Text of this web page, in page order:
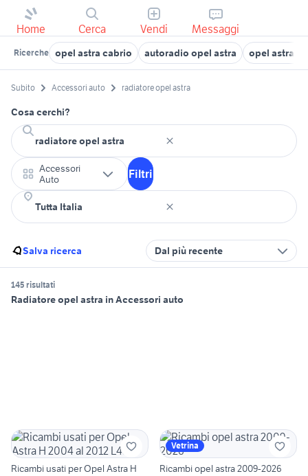
Home Cerca Vendi Messaggi
Ricerche opel astra cabrio autoradio opel astra opel astra
Subito Accessori auto radiatore opel astra
Cosa cerchi?
Accessori
Auto
Filtri
Salva ricerca Dal più recente
145 risultati
Radiatore opel astra in Accessori auto
Ricambi usati per Opel Astra H
Vetrina
Ricambi opel astra 2009-2026